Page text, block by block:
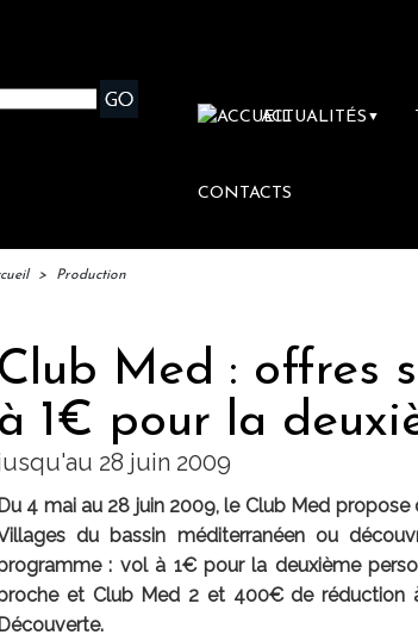
ACTUALITÉS ▼
CONTACTS
> Production
Club Med : offres
à 1€ pour la
28 juin 2009
Du 4 mai au 28 juin 2009, le Club Med
du bassin méditerranéen ou
: vol à 1€ pour la deuxième
et Club Med 2 et 400€ de réduction
Découverte.